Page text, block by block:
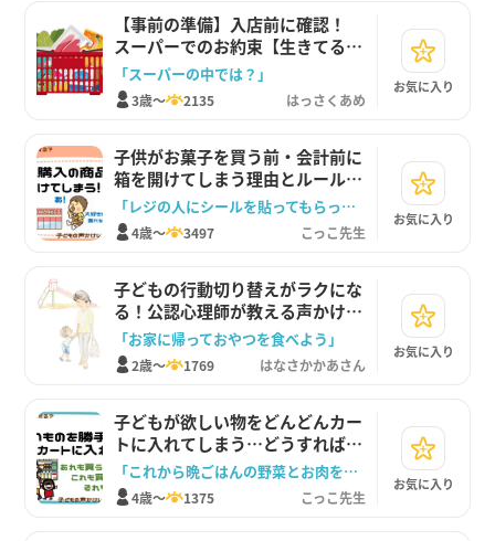
【事前の準備】入店前に確認！
スーパーでのお約束【生きてる注
意】
「スーパーの中では？」
3歳～ 2135 はっさくあめ
お気に入り
子供がお菓子を買う前・会計前に
箱を開けてしまう理由とルールの
教え方
「レジの人にシールを貼ってもらったら、あけていいよ」
4歳～ 3497 こっこ先生
お気に入り
子どもの行動切り替えがラクにな
る！公認心理師が教える声かけレ
シピ
「お家に帰っておやつを食べよう」
2歳～ 1769 はなさかかあさん
お気に入り
子どもが欲しい物をどんどんカー
トに入れてしまう…どうすればや
める？
「これから晩ごはんの野菜とお肉を買いに行くよ」
4歳～ 1375 こっこ先生
お気に入り